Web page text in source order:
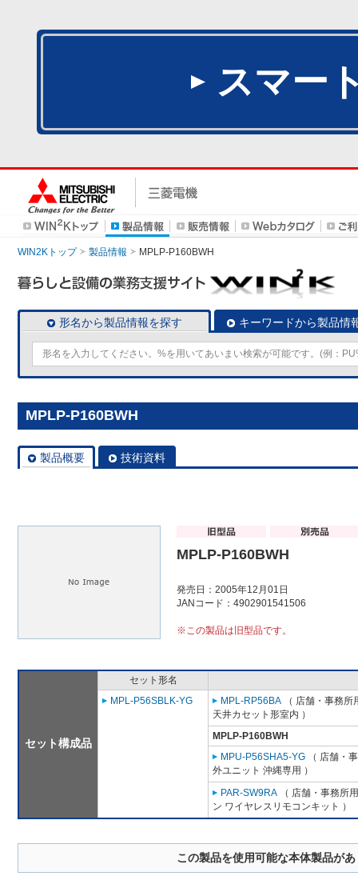
スマー
WIN2Kトップ 製品情報 MPLP-P160BWH
形名から製品情報を探す キーワードから製品情
MPLP-P160BWH
製品概要 技術資料
MPLP-P160BWH
発売日：2005年12月01日
JANコード：4902901541506
※この製品は旧型品です。
セット構成品
セット形名
MPL-P56SBLK-YG
MPL-RP56BA （ 店舗・事務
天井カセット形室内 ）
MPLP-P160BWH
MPU-P56SHA5-YG （ 店舗・
外ユニット 沖縄専用 ）
PAR-SW9RA （ 店舗・事務所
ン ワイヤレスリモコンキット ）
この製品を使用可能な本体製品が